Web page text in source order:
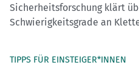
Sicherheitsforschung klärt
Schwierigkeitsgrade an
TIPPS FÜR EINSTEIGER*INNEN